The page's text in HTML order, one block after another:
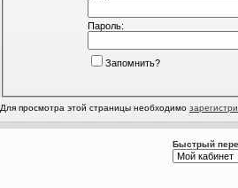
Пароль:
Запомнить?
Для просмотра этой страницы необходимо
Быстрый